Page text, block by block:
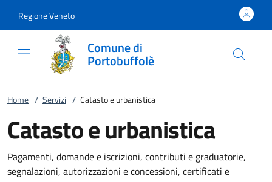
Regione Veneto
Comune di
Portobuffolè
Home / Servizi / Catasto e urbanistica
Catasto e urbanistica
Pagamenti, domande e iscrizioni, contributi e graduatorie,
segnalazioni, autorizzazioni e concessioni, certificati e